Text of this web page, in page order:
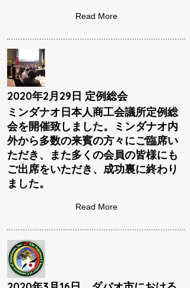
Read More
2020年2月29日 定例総会
ミンダナオ日本人商工会議所定例総
会を開催致しました。ミンダナオ内
外から多数の来賓の方々にご臨席い
ただき、また多くの会員の皆様にも
ご出席をいただき、成功裏に終わり
ました。
Read More